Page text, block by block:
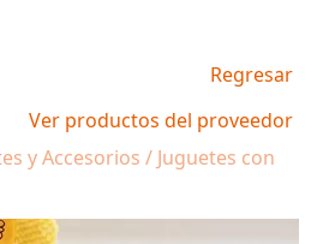
Regresar
Ver productos del proveedor
y Accesorios / Juguetes con